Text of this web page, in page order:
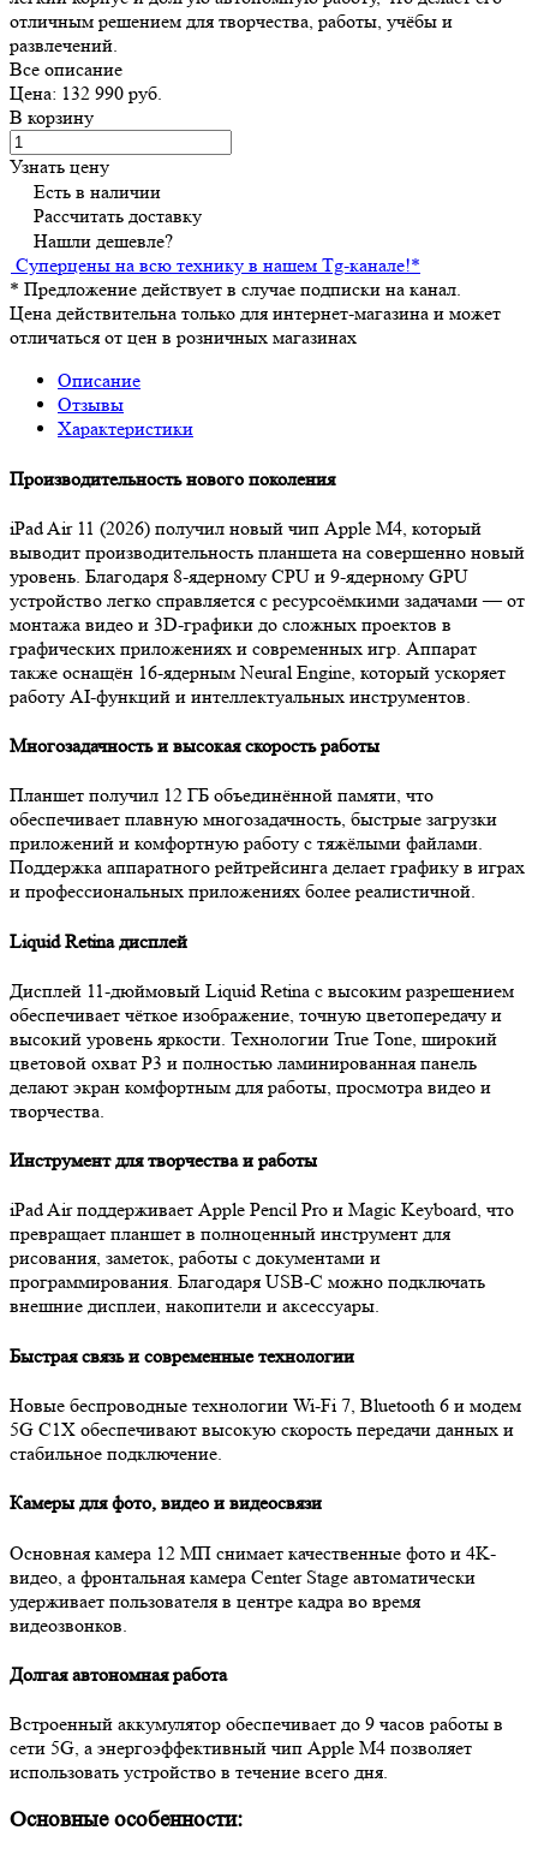
отличным решением для творчества, работы, учёбы и
развлечений.
Все описание
Цена: 132 990 руб.
В корзину
Узнать цену
Есть в наличии
Рассчитать доставку
Нашли дешевле?
Суперцены на всю технику в нашем Tg-канале!*
* Предложение действует в случае подписки на канал.
Цена действительна только для интернет-магазина и может
отличаться от цен в розничных магазинах
Описание
Отзывы
Характеристики
Производительность нового поколения
iPad Air 11 (2026) получил новый чип Apple M4, который
выводит производительность планшета на совершенно новый
уровень. Благодаря 8-ядерному CPU и 9-ядерному GPU
устройство легко справляется с ресурсоёмкими задачами — от
монтажа видео и 3D-графики до сложных проектов в
графических приложениях и современных игр. Аппарат
также оснащён 16-ядерным Neural Engine, который ускоряет
работу AI-функций и интеллектуальных инструментов.
Многозадачность и высокая скорость работы
Планшет получил 12 ГБ объединённой памяти, что
обеспечивает плавную многозадачность, быстрые загрузки
приложений и комфортную работу с тяжёлыми файлами.
Поддержка аппаратного рейтрейсинга делает графику в играх
и профессиональных приложениях более реалистичной.
Liquid Retina дисплей
Дисплей 11-дюймовый Liquid Retina с высоким разрешением
обеспечивает чёткое изображение, точную цветопередачу и
высокий уровень яркости. Технологии True Tone, широкий
цветовой охват P3 и полностью ламинированная панель
делают экран комфортным для работы, просмотра видео и
творчества.
Инструмент для творчества и работы
iPad Air поддерживает Apple Pencil Pro и Magic Keyboard, что
превращает планшет в полноценный инструмент для
рисования, заметок, работы с документами и
программирования. Благодаря USB-C можно подключать
внешние дисплеи, накопители и аксессуары.
Быстрая связь и современные технологии
Новые беспроводные технологии Wi-Fi 7, Bluetooth 6 и модем
5G C1X обеспечивают высокую скорость передачи данных и
стабильное подключение.
Камеры для фото, видео и видеосвязи
Основная камера 12 МП снимает качественные фото и 4K-
видео, а фронтальная камера Center Stage автоматически
удерживает пользователя в центре кадра во время
видеозвонков.
Долгая автономная работа
Встроенный аккумулятор обеспечивает до 9 часов работы в
сети 5G, а энергоэффективный чип Apple M4 позволяет
использовать устройство в течение всего дня.
Основные особенности: